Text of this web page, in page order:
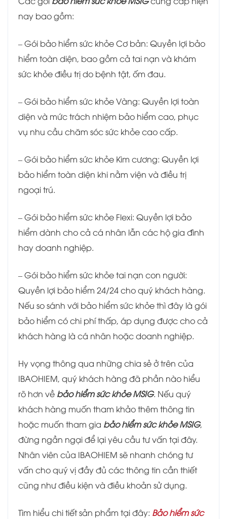
nay bao gồm:
– Gói bảo hiểm sức khỏe Cơ bản: Quyền lợi bảo
hiểm toàn diện, bao gồm cả tai nạn và khám
sức khỏe điều trị do bệnh tật, ốm đau.
– Gói bảo hiểm sức khỏe Vàng: Quyền lợi toàn
diện và mức trách nhiệm bảo hiểm cao, phục
vụ nhu cầu chăm sóc sức khỏe cao cấp.
– Gói bảo hiểm sức khỏe Kim cương: Quyền lợi
bảo hiểm toàn diện khi nằm viện và điều trị
ngoại trú.
– Gói bảo hiểm sức khỏe Flexi: Quyền lợi bảo
hiểm dành cho cả cá nhân lẫn các hộ gia đình
hay doanh nghiệp.
– Gói bảo hiểm sức khỏe tai nạn con người:
Quyền lợi bảo hiểm 24/24 cho quý khách hàng.
Nếu so sánh với bảo hiểm sức khỏe thì đây là gói
bảo hiểm có chi phí thấp, áp dụng được cho cả
khách hàng là cá nhân hoặc doanh nghiệp.
Hy vọng thông qua những chia sẻ ở trên của
IBAOHIEM, quý khách hàng đã phần nào hiểu
rõ hơn về bảo hiểm sức khỏe MSIG. Nếu quý
khách hàng muốn tham khảo thêm thông tin
hoặc muốn tham gia bảo hiểm sức khỏe MSIG,
đừng ngần ngại để lại yêu cầu tư vấn tại đây.
Nhân viên của IBAOHIEM sẽ nhanh chóng tư
vấn cho quý vị đầy đủ các thông tin cần thiết
cũng như điều kiện và điều khoản sử dụng.
Tìm hiểu chi tiết sản phẩm tại đây: Bảo hiểm sức